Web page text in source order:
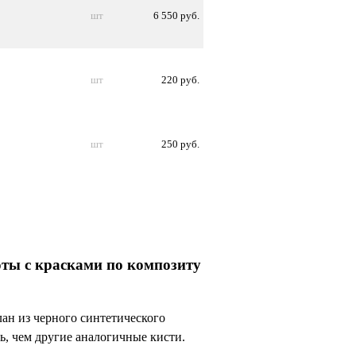
шт 6 550 руб.
шт 220 руб.
шт 250 руб.
с красками по композиту
из черного синтетического
чем другие аналогичные кисти.